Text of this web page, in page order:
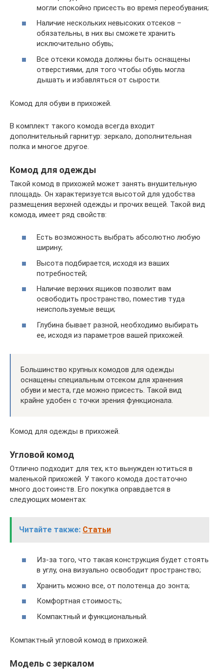
могли спокойно присесть во время переобувания;
Наличие нескольких невысоких отсеков –
обязательны, в них вы сможете хранить
исключительно обувь;
Все отсеки комода должны быть оснащены
отверстиями, для того чтобы обувь могла
дышать и избавляться от сырости.
Комод для обуви в прихожей.
В комплект такого комода всегда входит
дополнительный гарнитур: зеркало, дополнительная
полка и многое другое.
Комод для одежды
Такой комод в прихожей может занять внушительную
площадь. Он характеризуется высотой для удобства
размещения верхней одежды и прочих вещей. Такой вид
комода, имеет ряд свойств:
Есть возможность выбрать абсолютно любую
ширину;
Высота подбирается, исходя из ваших
потребностей;
Наличие верхних ящиков позволит вам
освободить пространство, поместив туда
неиспользуемые вещи;
Глубина бывает разной, необходимо выбирать
ее, исходя из параметров вашей прихожей.
Большинство крупных комодов для одежды
оснащены специальным отсеком для хранения
обуви и места, где можно присесть. Такой вид
крайне удобен с точки зрения функционала.
Комод для одежды в прихожей.
Угловой комод
Отлично подходит для тех, кто вынужден ютиться в
маленькой прихожей. У такого комода достаточно
много достоинств. Его покупка оправдается в
следующих моментах:
Читайте также: Статьи
Из-за того, что такая конструкция будет стоять
в углу, она визуально освободит пространство;
Хранить можно все, от полотенца до зонта;
Комфортная стоимость;
Компактный и функциональный.
Компактный угловой комод в прихожей.
Модель с зеркалом